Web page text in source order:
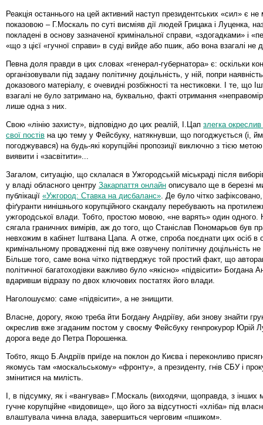
Реакція останнього на цей активний наступ президентських «сил» є
показовою – Г.Москаль по суті висміяв дії людей Грицака і Луценка,
покладені в основу зазначеної кримінальної справи, «здогадками» і
«що з цієї «гучної справи» в суді вийде або пшик, або вона взагалі не
Певна доля правди в цих словах «генерал-губернатора» є: оскільки
організовували під задану політичну доцільність, у ній, попри
доказового матеріалу, є очевидні розбіжності та нестиковки. І те, що
взагалі не було затримано на, буквально, факті отримання
лише одна з них.
Свою «лінію захисту», відповідно до цих реалій, І.Цап злегка
свої постів на цю тему у Фейсбуку, натякнувши, що погоджується (і,
погоджувався) на будь-які корупційні пропозиції виключно з тією
виявити і «засвітити»...
Загалом, ситуацію, що склалася в Ужгородській міськраді після
у владі обласного центру Закарпаття онлайн описувало ще в березні
публікації «Ужгород: Ставка на дисбаланс» . Де було чітко
фіґуранти нинішнього корупційного скандалу перебувають на
ужгородської влади. Тобто, простою мовою, «не варять» один одного.
сягала граничних вимірів, аж до того, що Станіслав Пономарьов був
невхожим в кабінет Іштвана Цапа. А отже, спроба поєднати цих осіб в
кримінальному провадженні під вже озвучену політичну доцільність
Більше того, саме вона чітко підтверджує той простий факт, що
політичної багатоходівки важливо було «якісно» «підвісити» Богдана
вдаривши відразу по двох ключових постатях його влади.
Наголошуємо: саме «підвісити», а не знищити.
Власне, дорогу, якою треба йти Богдану Андріїву, аби знову знайти
окреслив вже згаданим постом у своєму Фейсбуку генпрокурор Юрій
дорога веде до Петра Порошенка.
Тобто, якщо Б.Андріїв приїде на поклон до Києва і переконливо
якомусь там «москальському» «фронту», а президенту, гнів СБУ і
змінитися на милість.
І, в підсумку, як і «вангував» Г.Москаль (виходячи, щоправда, з інших
гучне корупційне «видовище», що його за відсутності «хліба» під
влаштувала чинна влада, завершиться черговим «пшиком».